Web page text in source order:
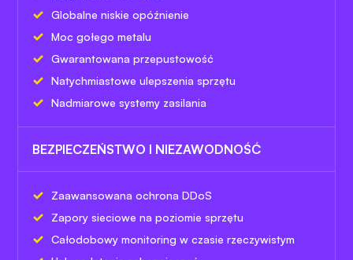
Globalne niskie opóźnienie
Moc gołego metalu
Gwarantowana przepustowość
Natychmiastowe ulepszenia sprzętu
Nadmiarowe systemy zasilania
BEZPIECZEŃSTWO I NIEZAWODNOŚĆ
Zaawansowana ochrona DDoS
Zapory sieciowe na poziomie sprzętu
Całodobowy monitoring w czasie rzeczywistym